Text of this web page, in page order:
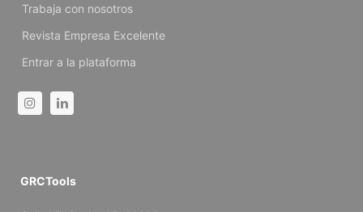
Trabaja con nosotros
Revista Empresa Excelente
Entrar a la plataforma
InstagramLinkedin
GRCTools